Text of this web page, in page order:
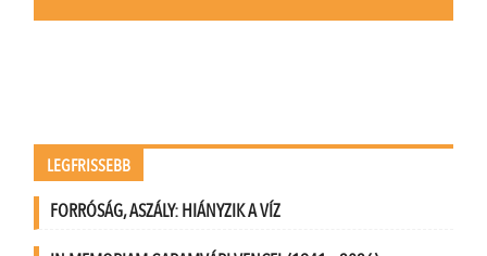
LEGFRISSEBB
FORRÓSÁG, ASZÁLY: HIÁNYZIK A VÍZ